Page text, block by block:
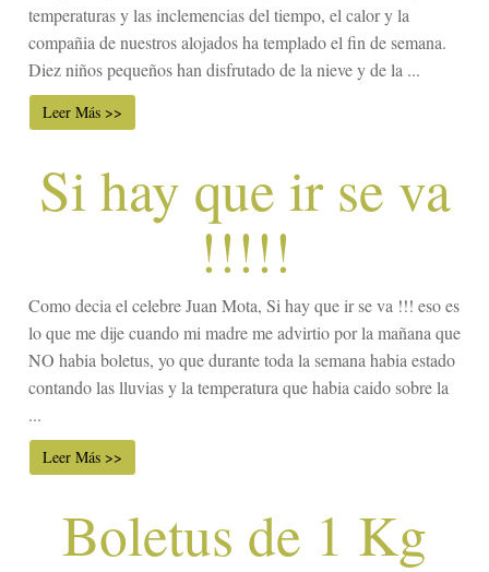
temperaturas y las inclemencias del tiempo, el calor y la
compañia de nuestros alojados ha templado el fin de semana.
Diez niños pequeños han disfrutado de la nieve y de la ...
Leer Más >>
Si hay que ir se va
!!!!!
Como decia el celebre Juan Mota, Si hay que ir se va !!! eso es
lo que me dije cuando mi madre me advirtio por la mañana que
NO habia boletus, yo que durante toda la semana habia estado
contando las lluvias y la temperatura que habia caido sobre la
...
Leer Más >>
Boletus de 1 Kg